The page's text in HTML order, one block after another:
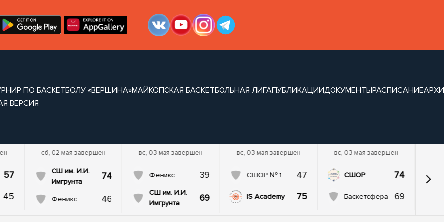
ПО БАСКЕТБОЛУ «ВЕРШИНА»МАЙКОПСКАЯ БАСКЕТБОЛЬНАЯ ЛИГАПУБЛИКАЦИИДОКУМЕНТЫРАСПИСАНИЕ
ВЕРСИЯ
57
45
сб, 02 мая завершен
СШ им. И.И.
Имгрунта
74
Феникс 46
вс, 03 мая завершен
Феникс 39
СШ им. И.И.
Имгрунта
69
вс, 03 мая завершен
СШОР № 1 47
IS Academy 75
вс, 03 мая завершен
СШОР 74
Баскетсфера 69